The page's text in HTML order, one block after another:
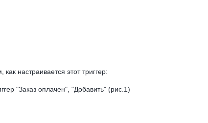
настраивается этот триггер:
"Заказ оплачен", "Добавить" (рис.1)